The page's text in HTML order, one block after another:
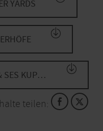
selbst
schufen die
des
kaum noch an
eine von später
YARDS
PDF: LA VILLE DU CUIVRE & SES KUPFERHÖFE
teilen: